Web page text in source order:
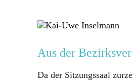
Aus der
Da der Sitzungssaal